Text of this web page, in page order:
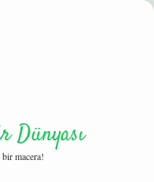
Dünyası
macera!